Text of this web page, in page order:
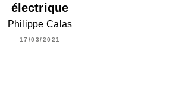
électrique
Philippe Calas
17/03/2021